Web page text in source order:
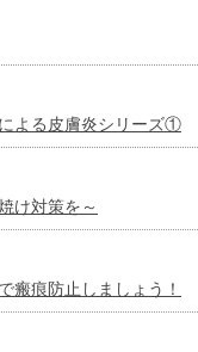
よる皮膚炎シリーズ①
け対策を～
瘢痕防止しましょう！